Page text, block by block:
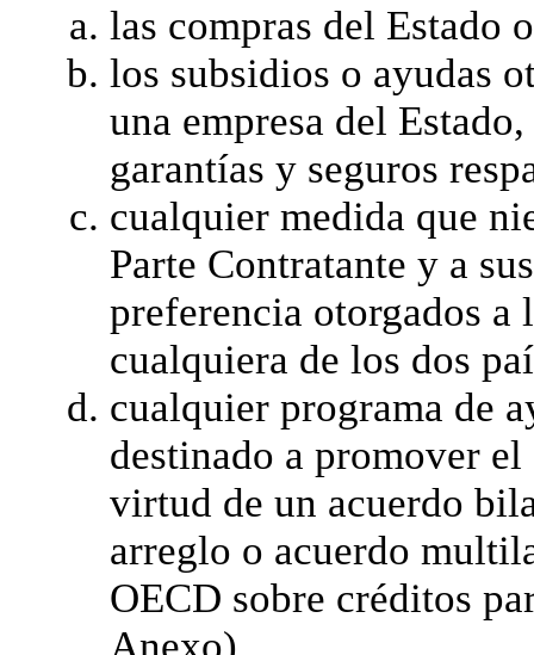
las compras del Estado
los subsidios o ayudas
una empresa del
garantías y seguros
cualquier medida que
Parte Contratante y a
preferencia otorgados a
cualquiera de los dos
cualquier programa de
destinado a promover
virtud de un acuerdo
arreglo o acuerdo
OECD sobre créditos